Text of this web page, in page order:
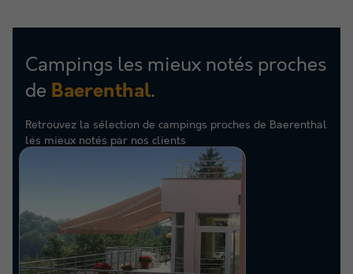
Campings les mieux notés proches
de Baerenthal.
Retrouvez la sélection de campings proches de Baerenthal
les mieux notés par nos clients